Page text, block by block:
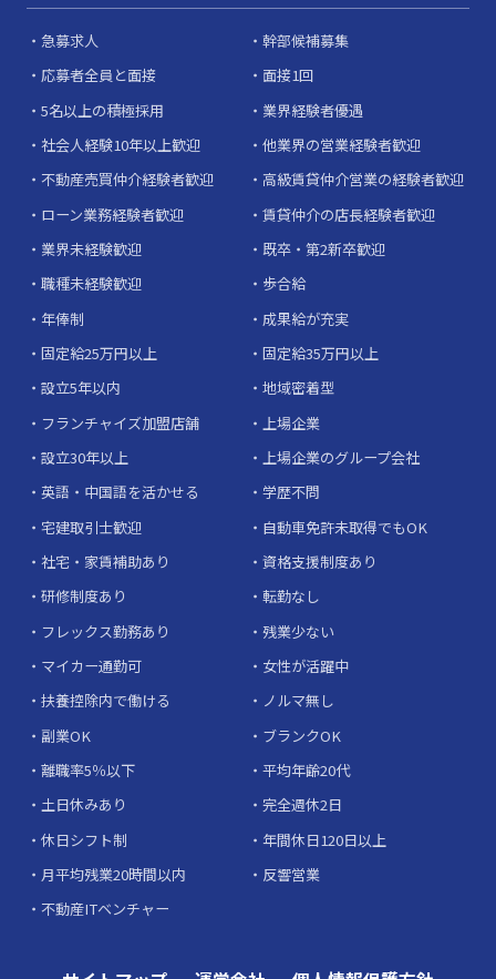
急募求人
幹部候補募集
応募者全員と面接
面接1回
5名以上の積極採用
業界経験者優遇
社会人経験10年以上歓迎
他業界の営業経験者歓迎
不動産売買仲介経験者歓迎
高級賃貸仲介営業の経験者歓迎
ローン業務経験者歓迎
賃貸仲介の店長経験者歓迎
業界未経験歓迎
既卒・第2新卒歓迎
職種未経験歓迎
歩合給
年俸制
成果給が充実
固定給25万円以上
固定給35万円以上
設立5年以内
地域密着型
フランチャイズ加盟店舗
上場企業
設立30年以上
上場企業のグループ会社
英語・中国語を活かせる
学歴不問
宅建取引士歓迎
自動車免許未取得でもOK
社宅・家賃補助あり
資格支援制度あり
研修制度あり
転勤なし
フレックス勤務あり
残業少ない
マイカー通勤可
女性が活躍中
扶養控除内で働ける
ノルマ無し
副業OK
ブランクOK
離職率5％以下
平均年齢20代
土日休みあり
完全週休2日
休日シフト制
年間休日120日以上
月平均残業20時間以内
反響営業
不動産ITベンチャー